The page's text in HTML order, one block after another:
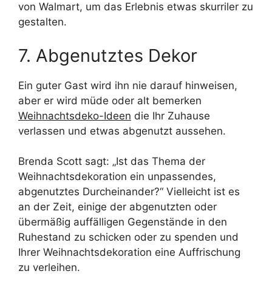
von Walmart, um das Erlebnis etwas skurriler zu
gestalten.
7. Abgenutztes Dekor
Ein guter Gast wird ihn nie darauf hinweisen,
aber er wird müde oder alt bemerken
Weihnachtsdeko-Ideen die Ihr Zuhause
verlassen und etwas abgenutzt aussehen.
Brenda Scott sagt: „Ist das Thema der
Weihnachtsdekoration ein unpassendes,
abgenutztes Durcheinander?“ Vielleicht ist es
an der Zeit, einige der abgenutzten oder
übermäßig auffälligen Gegenstände in den
Ruhestand zu schicken oder zu spenden und
Ihrer Weihnachtsdekoration eine Auffrischung
zu verleihen.